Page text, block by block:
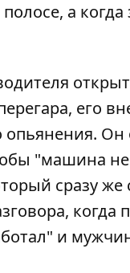
а когда
его
опьянения.
"машина
сразу же
когда
и